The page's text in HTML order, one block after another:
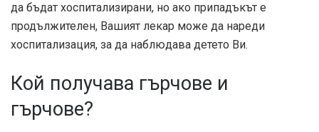
да бъдат хоспитализирани, но ако припадъкът е
продължителен, Вашият лекар може да нареди
хоспитализация, за да наблюдава детето Ви.
Кой получава гърчове и
гърчове?